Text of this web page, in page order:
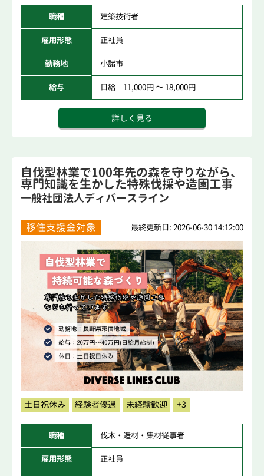
職種 建築技術者
雇用形態 正社員
勤務地 小諸市
給与 日給 11,000円 ～ 18,000円
詳しく見る
自伐型林業で100年先の森を守りながら、
専門知識を生かした特殊伐採や造園工事
まで
一般社団法人ディバースライン
移住支援金対象 最終更新日: 2026-06-30 14:12:00
土日祝休み 経験者優遇 未経験歓迎 +3
職種 伐木・造材・集材従事者
雇用形態 正社員